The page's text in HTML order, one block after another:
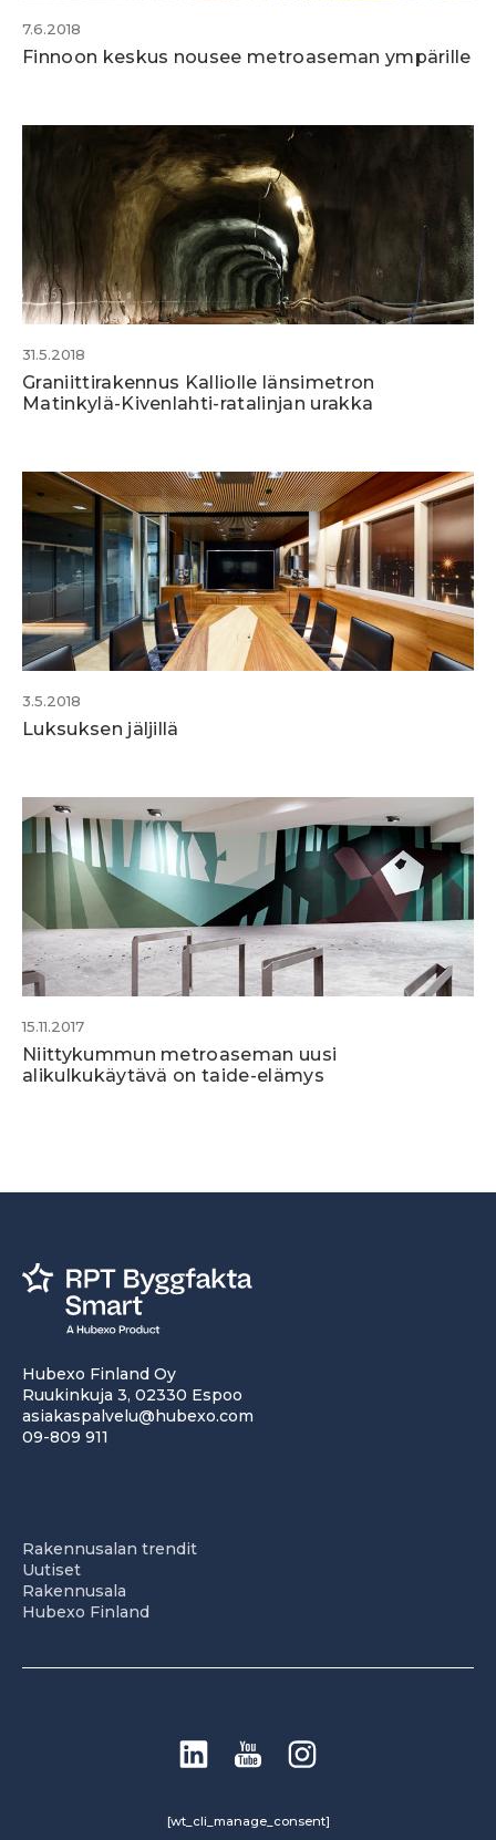
7.6.2018
Finnoon keskus nousee metroaseman ympärille
31.5.2018
Graniittirakennus Kalliolle länsimetron
Matinkylä-Kivenlahti-ratalinjan urakka
3.5.2018
Luksuksen jäljillä
15.11.2017
Niittykummun metroaseman uusi
alikulkukäytävä on taide-elämys
Hubexo Finland Oy
Ruukinkuja 3, 02330 Espoo
asiakaspalvelu@hubexo.com
09-809 911
Rakennusalan trendit
Uutiset
Rakennusala
Hubexo Finland
[wt_cli_manage_consent]